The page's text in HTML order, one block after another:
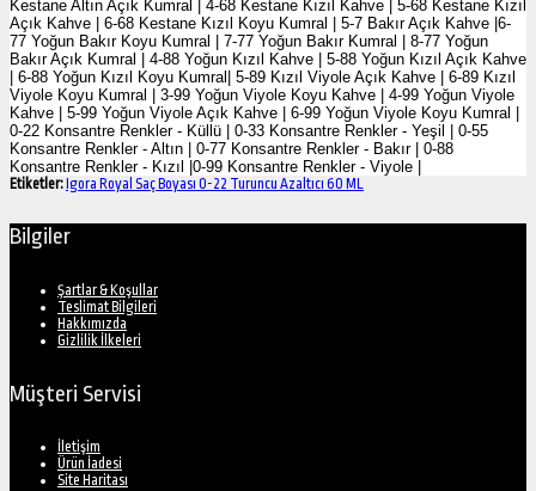
Kestane Altın Açık Kumral | 4-68 Kestane Kızıl Kahve | 5-68 Kestane Kızıl
Açık Kahve | 6-68 Kestane Kızıl Koyu Kumral | 5-7 Bakır Açık Kahve |6-
77 Yoğun Bakır Koyu Kumral | 7-77 Yoğun Bakır Kumral | 8-77 Yoğun
Bakır Açık Kumral | 4-88 Yoğun Kızıl Kahve | 5-88 Yoğun Kızıl Açık Kahve
| 6-88 Yoğun Kızıl Koyu Kumral| 5-89 Kızıl Viyole Açık Kahve | 6-89 Kızıl
Viyole Koyu Kumral | 3-99 Yoğun Viyole Koyu Kahve | 4-99 Yoğun Viyole
Kahve | 5-99 Yoğun Viyole Açık Kahve | 6-99 Yoğun Viyole Koyu Kumral |
0-22 Konsantre Renkler - Küllü | 0-33 Konsantre Renkler - Yeşil | 0-55
Konsantre Renkler - Altın | 0-77 Konsantre Renkler - Bakır | 0-88
Konsantre Renkler - Kızıl |0-99 Konsantre Renkler - Viyole |
Etiketler:Igora Royal Saç Boyası 0-22 Turuncu Azaltıcı 60 ML
Bilgiler
Şartlar & Koşullar
Teslimat Bilgileri
Hakkımızda
Gizlilik İlkeleri
Müşteri Servisi
İletişim
Ürün İadesi
Site Haritası